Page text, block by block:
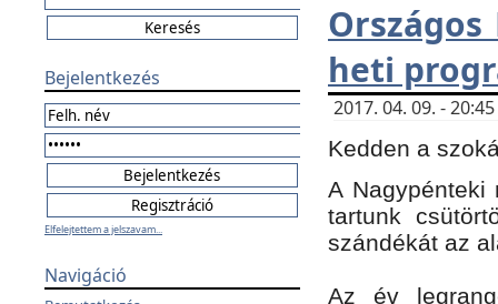
Bejelentkezés
Elfelejtettem a jelszavam...
Navigáció
Országos
heti
2017. 04. 09. -
Kedden a
A Nagypénteki
tartunk
szándékát az
Az év